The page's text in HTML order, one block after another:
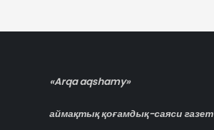
«Arqa aqshamy»
аймақтық қоғамдық-саяси газет